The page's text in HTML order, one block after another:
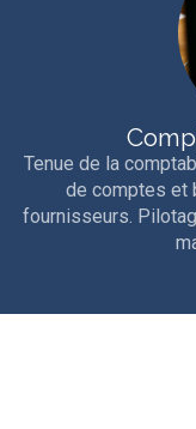
Tenue de la
de comptes et
fournisseurs.